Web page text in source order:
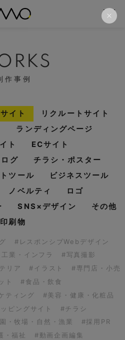
作事例
イト
リクルートサイト
ランディングページ
ト
ECサイト
グ
チラシ・ポスター
ツール
ビジネスツール
ノベルティ
ロゴ
SNS×デザイン
その他
印刷物
#レスポンシブWebデザイン
業・インフラ
#写真撮影
リア
#イラスト
#専門店・小売
ト
#食品・飲食
ティング
#美容・健康・化粧品
ピングサイト
#チラシ
・牧場・自然・漁業
#採用PR
・福祉
#動画企画編集